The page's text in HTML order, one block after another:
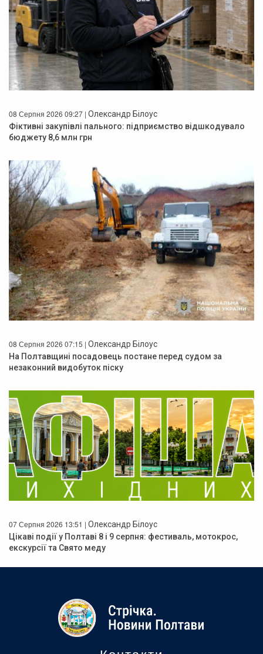
08 Серпня 2026 09:27 | Олександр Білоус
Фіктивні закупівлі пального: підприємство відшкодувало
бюджету 8,6 млн грн
08 Серпня 2026 07:15 | Олександр Білоус
На Полтавщині посадовець постане перед судом за
незаконний видобуток піску
07 Серпня 2026 13:51 | Олександр Білоус
Цікаві події у Полтаві 8 і 9 серпня: фестиваль, мотокрос,
екскурсії та Свято меду